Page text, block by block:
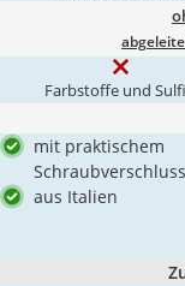
Farbstoffe und
mit praktischem
Schraubverschluss
aus Italien